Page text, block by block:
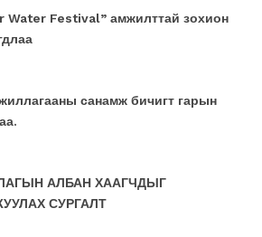
Water Festival” амжилттай зохион
санамж бичигт гарын
АЛБАН ХААГЧДЫГ
СУРГАЛТ